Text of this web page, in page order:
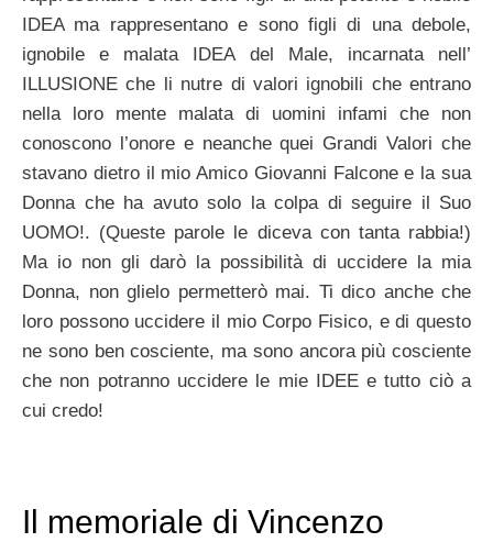
IDEA ma rappresentano e sono figli di una debole,
ignobile e malata IDEA del Male, incarnata nell’
ILLUSIONE che li nutre di valori ignobili che entrano
nella loro mente malata di uomini infami che non
conoscono l’onore e neanche quei Grandi Valori che
stavano dietro il mio Amico Giovanni Falcone e la sua
Donna che ha avuto solo la colpa di seguire il Suo
UOMO!. (Queste parole le diceva con tanta rabbia!)
Ma io non gli darò la possibilità di uccidere la mia
Donna, non glielo permetterò mai. Ti dico anche che
loro possono uccidere il mio Corpo Fisico, e di questo
ne sono ben cosciente, ma sono ancora più cosciente
che non potranno uccidere le mie IDEE e tutto ciò a
cui credo!
Il memoriale di Vincenzo